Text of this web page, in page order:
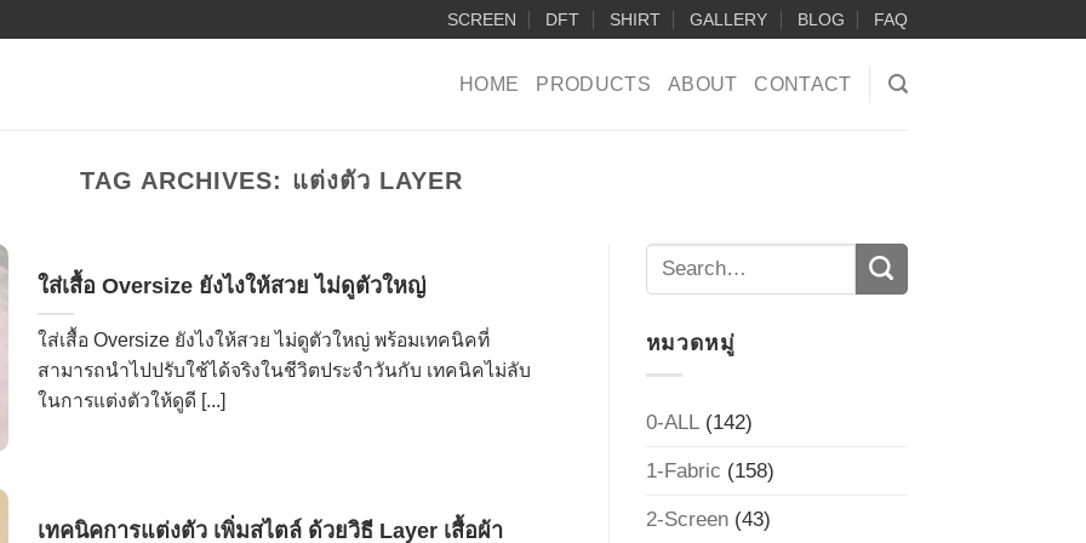
SCREEN DFT SHIRT GALLERY BLOG FAQ
HOME PRODUCTS ABOUT CONTACT
TAG ARCHIVES: แต่งตัว LAYER
ใส่เสื้อ Oversize ยังไงให้สวย ไม่ดูตัวใหญ่
ใส่เสื้อ Oversize ยังไงให้สวย ไม่ดูตัวใหญ่ พร้อมเทคนิคที่
สามารถนำไปปรับใช้ได้จริงในชีวิตประจำวันกับ เทคนิคไม่ลับ
ในการแต่งตัวให้ดูดี [...]
เทคนิคการแต่งตัว เพิ่มสไตล์ ด้วยวิธี Layer เสื้อผ้า
หมวดหมู่
0-ALL(142)
1-Fabric (158)
2-Screen(43)